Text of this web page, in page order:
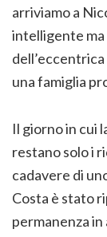
arriviamo a
intelligente ma
dell’eccentrica
una famiglia
Il giorno in cui
restano solo i
cadavere di
Costa è stato
permanenza in